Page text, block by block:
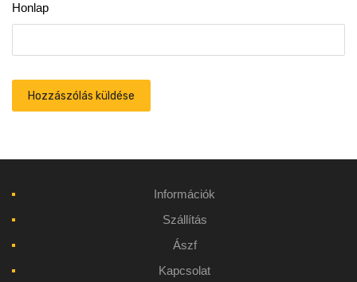
Honlap
Információk
Szállítás
Ászf
Kapcsolat